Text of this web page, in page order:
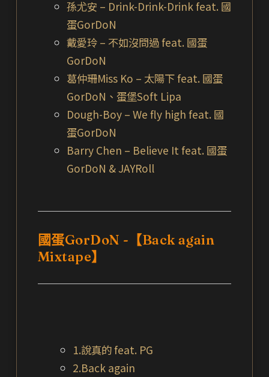
孫尤安 – Drink-Drink-Drink feat. 國
蛋GorDoN
戴愛玲 – 不如沒問過 feat. 國蛋
GorDoN
葛仲珊Miss Ko – 太陽下 feat. 國蛋
GorDoN、蛋堡Soft Lipa
Dough-Boy – We fly high feat. 國
蛋GorDoN
Barry Chen – Believe It feat. 國蛋
GorDoN & JAYRoll
國蛋GorDoN -【Back again
Mixtape】
1.說真的 feat. PG
2.Back again